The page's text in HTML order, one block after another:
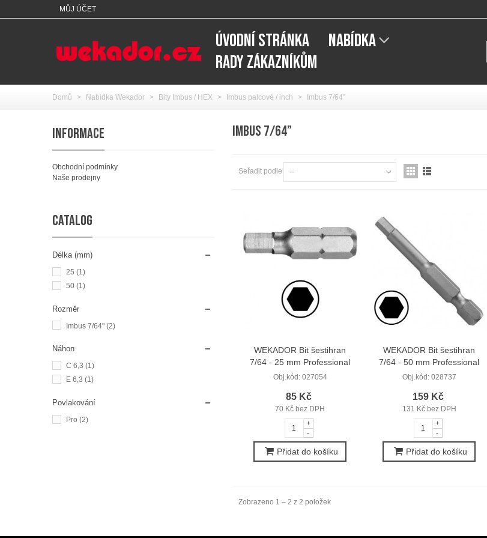
MŮJ ÚČET
ÚVODNÍ STRÁNKA
NABÍDKA
RADY ZÁKAZNÍKŮM
Domů > Nabídka Wekador > Bity Imbus / HEX > Imbus palcové / inch > Imbus 7/64”
INFORMACE
Obchodní podmínky
Naše prodejny
CATALOG
Délka (mm)
25 (1)
50 (1)
Rozměr
Imbus 7/64" (2)
Náhon
C 6,3 (1)
E 6,3 (1)
Povlakování
Pro (2)
IMBUS 7/64”
Seřadit podle --
WEKADOR Bit šestihran
7/64 - 25 mm Professional
Obj.kód: 027054
85 Kč
70 Kč bez DPH
-
+
Přidat do košíku
WEKADOR Bit šestihran
7/64 - 50 mm Professional
Obj.kód: 028737
159 Kč
131 Kč bez DPH
-
+
Přidat do košíku
Zobrazeno 1 – 2 z 2 položek